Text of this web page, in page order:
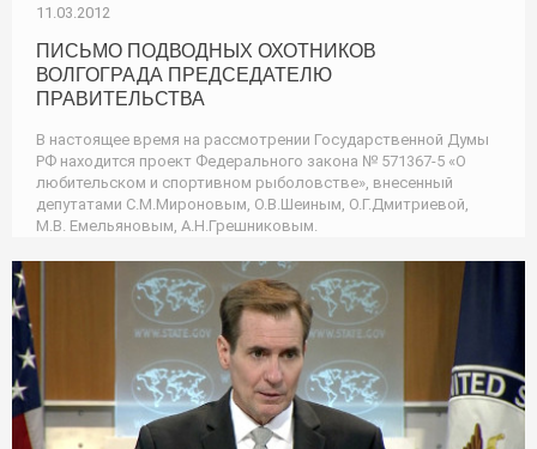
11.03.2012
ПИСЬМО ПОДВОДНЫХ ОХОТНИКОВ
ВОЛГОГРАДА ПРЕДСЕДАТЕЛЮ
ПРАВИТЕЛЬСТВА
В настоящее время на рассмотрении Государственной Думы
РФ находится проект Федерального закона № 571367-5 «О
любительском и спортивном рыболовстве», внесенный
депутатами С.М.Мироновым, О.В.Шеиным, О.Г.Дмитриевой,
М.В. Емельяновым, А.Н.Грешниковым.